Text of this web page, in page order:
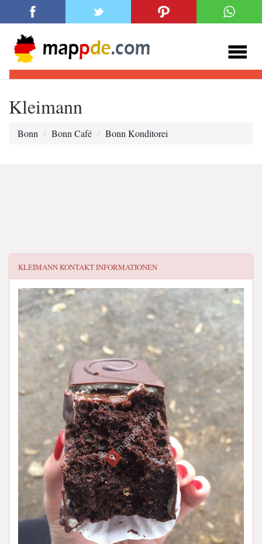
Kleimann
Bonn Bonn Café Bonn Konditorei
KLEIMANNKONTAKT INFORMATIONEN